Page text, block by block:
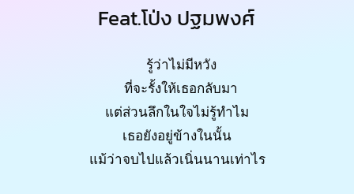
Feat.โป่ง ปฐมพงศ์
รู้ว่าไม่มีหวัง
ที่จะรั้งให้เธอกลับมา
แต่ส่วนลึกในใจไม่รู้ทำไม
เธอยังอยู่ข้างในนั้น
แม้ว่าจบไปแล้วเนิ่นนานเท่าไร